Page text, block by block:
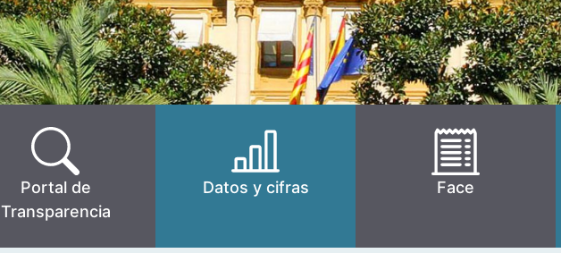
Portal de
Transparencia
Datos y cifras Face